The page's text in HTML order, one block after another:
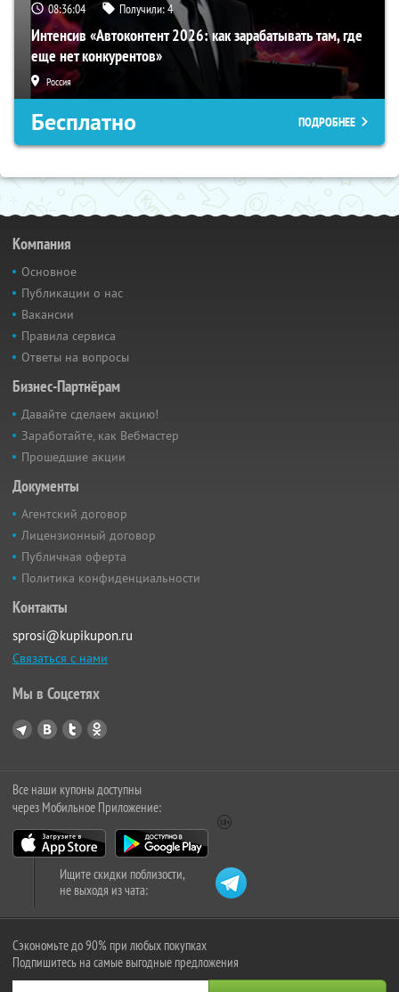
08:36:03 Получили:4
Интенсив «Автоконтент 2026: как зарабатывать там, где
еще нет конкурентов»
Россия
Бесплатно ПОДРОБНЕЕ
Компания
Основное
Публикации о нас
Вакансии
Правила сервиса
Ответы на вопросы
Бизнес-Партнёрам
Давайте сделаем акцию!
Заработайте, как Вебмастер
Прошедшие акции
Документы
Агентский договор
Лицензионный договор
Публичная оферта
Политика конфиденциальности
Контакты
sprosi@kupikupon.ru
Связаться с нами
Мы в Соцсетях
Все наши купоны доступны
через Мобильное Приложение:
Ищите скидки поблизости,
не выходя из чата:
Сэкономьте до 90% при любых покупках
Подпишитесь на самые выгодные предложения